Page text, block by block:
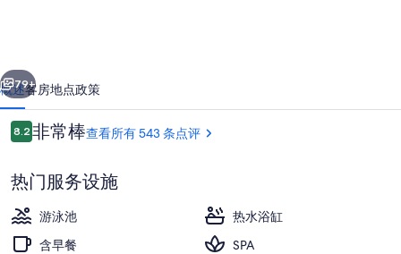
酒
店
的
照
片
库
个 下一个
79+
概述客房地点政策
点
评
8.28.2/10
非常棒查看所有 543 条点评
热门服务设施
游泳池
热水浴缸
含早餐
SPA